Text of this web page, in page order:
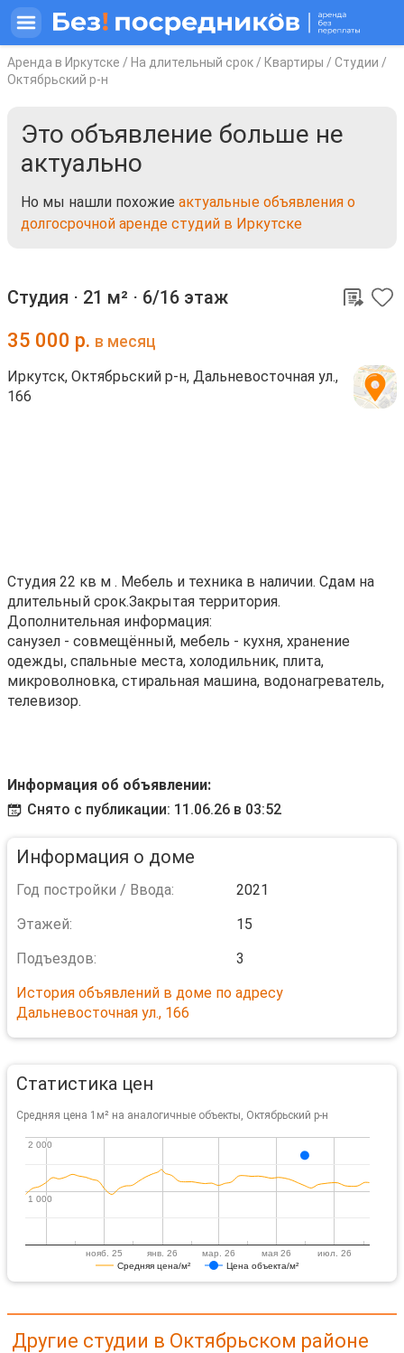
Аренда в Иркутске / На длительный срок / Квартиры / Студии /
Октябрьский р-н
Это объявление больше не
актуально
Но мы нашли похожие актуальные объявления о
долгосрочной аренде студий в Иркутске
Студия ⋅ 21 м² ⋅ 6/16 этаж
35 000 р. в месяц
Иркутск, Октябрьский р-н, Дальневосточная ул.,
166
Студия 22 кв м . Мебель и техника в наличии. Сдам на
длительный срок.Закрытая территория.
Дополнительная информация:
санузел - совмещённый, мебель - кухня, хранение
одежды, спальные места, холодильник, плита,
микроволновка, стиральная машина, водонагреватель,
телевизор.
Информация об объявлении:
Снято с публикации: 11.06.26 в 03:52
Информация о доме
Год постройки / Ввода:
2021
Этажей:
15
Подъездов:
3
История объявлений в доме по адресу
Дальневосточная ул., 166
Статистика цен
Средняя цена 1м² на аналогичные объекты, Октябрьский р-н
Средняя цена/м² Цена объекта/м²
нояб. 25 янв. 26 мар. 26 мая 26 июл. 26
1 000
1 000
2 000
2 000
Другие студии в Октябрьском районе